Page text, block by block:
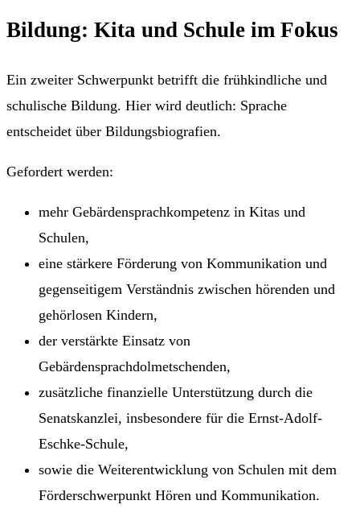
Bildung: Kita und Schule im Fokus
Ein zweiter Schwerpunkt betrifft die frühkindliche und
schulische Bildung. Hier wird deutlich: Sprache
entscheidet über Bildungsbiografien.
Gefordert werden:
mehr Gebärdensprachkompetenz in Kitas und
Schulen,
eine stärkere Förderung von Kommunikation und
gegenseitigem Verständnis zwischen hörenden und
gehörlosen Kindern,
der verstärkte Einsatz von
Gebärdensprachdolmetschenden,
zusätzliche finanzielle Unterstützung durch die
Senatskanzlei, insbesondere für die Ernst-Adolf-
Eschke-Schule,
sowie die Weiterentwicklung von Schulen mit dem
Förderschwerpunkt Hören und Kommunikation.